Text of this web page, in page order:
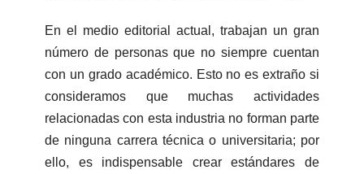
En el medio editorial actual, trabajan un gran
número de personas que no siempre cuentan
con un grado académico. Esto no es extraño si
consideramos que muchas actividades
relacionadas con esta industria no forman parte
de ninguna carrera técnica o universitaria; por
ello, es indispensable crear estándares de